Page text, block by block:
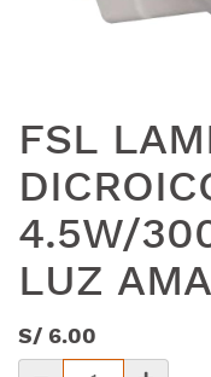
FSL
4.5W/
LUZ
S/ 6.00